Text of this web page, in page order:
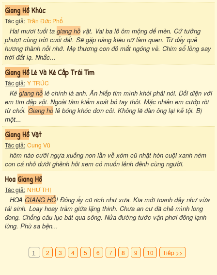
Giang HồKhúc
Tác giả: Trần Đức Phổ
Hai mươi tuổi ta giang hồ vặt. Vai ba lô ôm mộng dế mèn. Cứ tưởng
phượt cùng trời cuối đất. Sẽ gặp nàng kiều nữ làm quen. Từ đấy quê
hương thành nỗi nhớ. Mẹ thương con đỏ mắt ngóng về. Chim sổ lồng say
trời đất lạ. Nhắc...
Giang HồLẻ Và Kẻ Cắp Trái Tim
Tác giả: Y TRÚC
Kẻ giang hồ lẻ chính là anh. Ăn hiếp tim mình khỏi phải nói. Đối diện với
em tim đập vội. Ngoài tầm kiểm soát bó tay thôi. Mặc nhiên em cướp rồi
từ chối. Giang hồ lẻ bóng khóc đơn côi. Không lẽ đàn ông lại kễ tội. Bị
một...
Giang HồVặt
Tác giả: Cung Vũ
hôm nào cưỡi ngựa xuống non lần về xóm cũ nhặt hòn cuội xanh ném
con cá nhỏ dưới ghềnh hỏi xem có muốn lênh đênh cùng người.
HoaGiang Hồ
Tác giả: NHƯ THỊ
HOA GIANG HỒ! Đông ấy cũ rich như xưa. Kia mới toanh dậy như vừa
tái sinh. Loay hoay trầm giữa lặng thinh. Chưa an cư đã chẻ mình long
đong. Chống câu lục bát qua sông. Nửa đường tước vận phơi đông lạnh
lùng. Phù sa bện...
1 2 3 4 5 6 7 8 9 10 Tiếp >>